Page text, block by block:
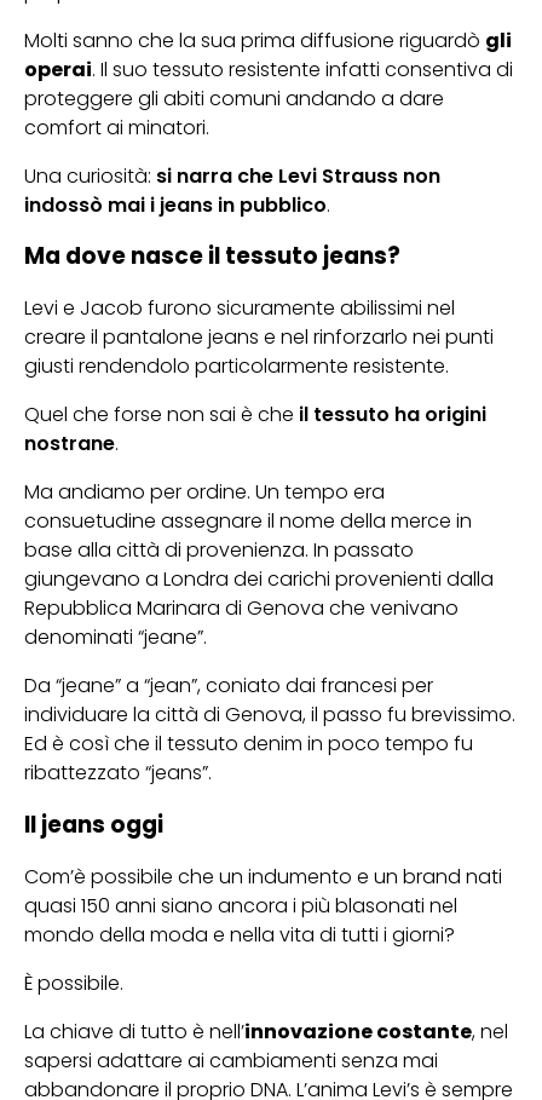
Molti sanno che la sua prima diffusione riguardò gli
operai. Il suo tessuto resistente infatti consentiva di
proteggere gli abiti comuni andando a dare
comfort ai minatori.
Una curiosità: si narra che Levi Strauss non
indossò mai i jeans in pubblico.
Ma dove nasce il tessuto jeans?
Levi e Jacob furono sicuramente abilissimi nel
creare il pantalone jeans e nel rinforzarlo nei punti
giusti rendendolo particolarmente resistente.
Quel che forse non sai è che il tessuto ha origini
nostrane.
Ma andiamo per ordine. Un tempo era
consuetudine assegnare il nome della merce in
base alla città di provenienza. In passato
giungevano a Londra dei carichi provenienti dalla
Repubblica Marinara di Genova che venivano
denominati “jeane”.
Da “jeane” a “jean”, coniato dai francesi per
individuare la città di Genova, il passo fu brevissimo.
Ed è così che il tessuto denim in poco tempo fu
ribattezzato “jeans”.
Il jeans oggi
Com’è possibile che un indumento e un brand nati
quasi 150 anni siano ancora i più blasonati nel
mondo della moda e nella vita di tutti i giorni?
È possibile.
La chiave di tutto è nell’innovazione costante, nel
sapersi adattare ai cambiamenti senza mai
abbandonare il proprio DNA. L’anima Levi’s è sempre